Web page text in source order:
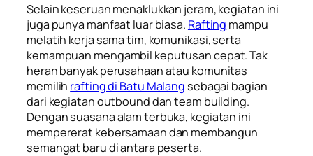
Selain keseruan menaklukkan jeram, kegiatan ini
juga punya manfaat luar biasa. Rafting mampu
melatih kerja sama tim, komunikasi, serta
kemampuan mengambil keputusan cepat. Tak
heran banyak perusahaan atau komunitas
memilih rafting di Batu Malang sebagai bagian
dari kegiatan outbound dan team building.
Dengan suasana alam terbuka, kegiatan ini
mempererat kebersamaan dan membangun
semangat baru di antara peserta.